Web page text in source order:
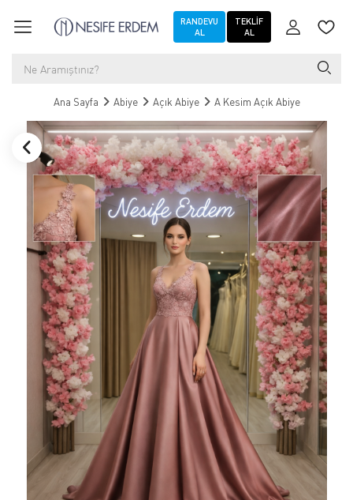
RANDEVU
AL
TEKLIF
AL
Ana Sayfa Abiye Açık Abiye A Kesim Açık Abiye